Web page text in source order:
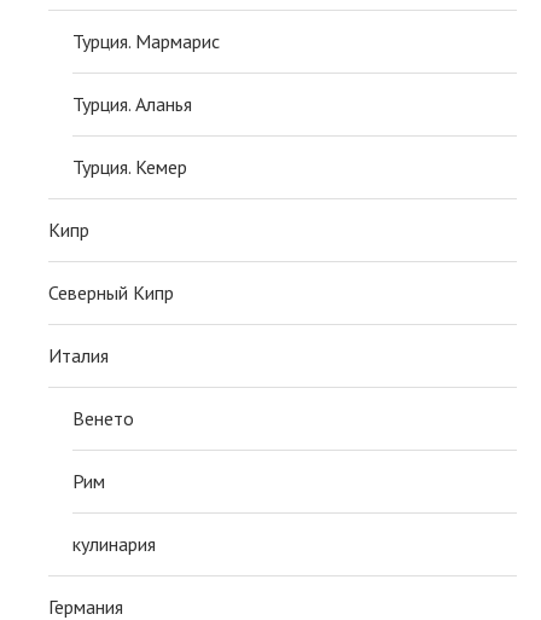
Турция. Мармарис
Турция. Аланья
Турция. Кемер
Кипр
Северный Кипр
Италия
Венето
Рим
кулинария
Германия